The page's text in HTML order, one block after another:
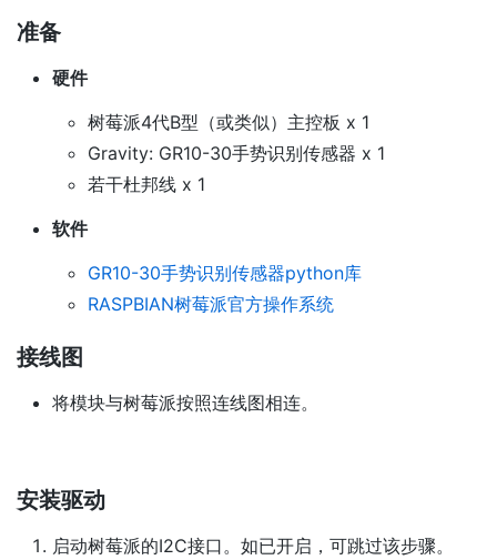
准备
硬件
树莓派4代B型（或类似）主控板 x 1
Gravity: GR10-30手势识别传感器 x 1
若干杜邦线 x 1
软件
GR10-30手势识别传感器python库
RASPBIAN树莓派官方操作系统
接线图
将模块与树莓派按照连线图相连。
安装驱动
启动树莓派的I2C接口。如已开启，可跳过该步骤。